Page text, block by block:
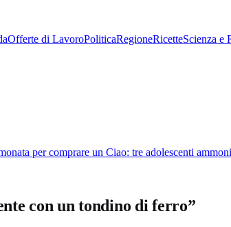
Offerte di LavoroPoliticaRegioneRicetteScienza e
per comprare un Ciao: tre adolescenti
con un tondino di ferro”